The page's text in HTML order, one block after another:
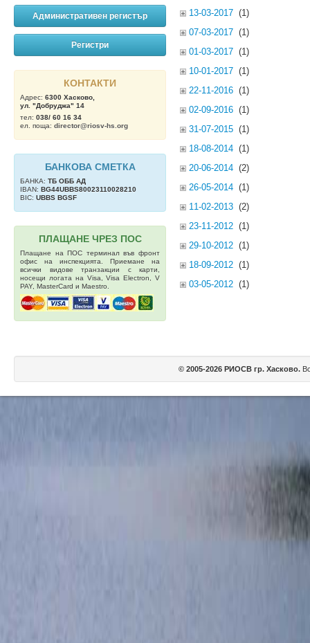
Административен регистър
Регистри
КОНТАКТИ
Адрес: 6300 Хасково,
ул. "Добруджа" 14
тел: 038/ 60 16 34
ел. поща: director@riosv-hs.org
БАНКОВА СМЕТКА
БАНКА: ТБ OББ АД
IBAN: BG44UBBS80023110028210
BIC: UBBS BGSF
ПЛАЩАНЕ ЧРЕЗ ПОС
Плащане на ПОС терминал във фронт
офис на инспекцията. Приемане на
всички видове транзакции с карти,
носещи логата на Visa, Visa Electron, V
PAY, MasterCard и Maestro.
13-03-2017 (1)
07-03-2017 (1)
01-03-2017 (1)
10-01-2017 (1)
22-11-2016 (1)
02-09-2016 (1)
31-07-2015 (1)
18-08-2014 (1)
20-06-2014 (2)
26-05-2014 (1)
11-02-2013 (2)
23-11-2012 (1)
29-10-2012 (1)
18-09-2012 (1)
03-05-2012 (1)
© 2005-2026 РИОСВ гр. Хасково.